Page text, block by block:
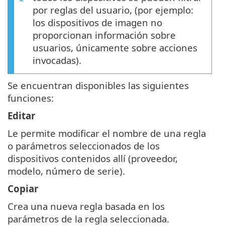
por reglas del usuario, (por ejemplo:
los dispositivos de imagen no
proporcionan información sobre
usuarios, únicamente sobre acciones
invocadas).
Se encuentran disponibles las siguientes
funciones:
Editar
Le permite modificar el nombre de una regla
o parámetros seleccionados de los
dispositivos contenidos allí (proveedor,
modelo, número de serie).
Copiar
Crea una nueva regla basada en los
parámetros de la regla seleccionada.